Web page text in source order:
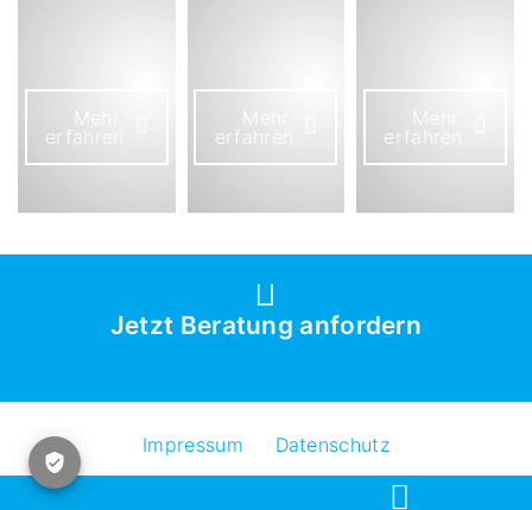
Mehr
erfahren
Mehr
erfahren
Mehr
erfahren
Jetzt Beratung anfordern
Impressum Datenschutz